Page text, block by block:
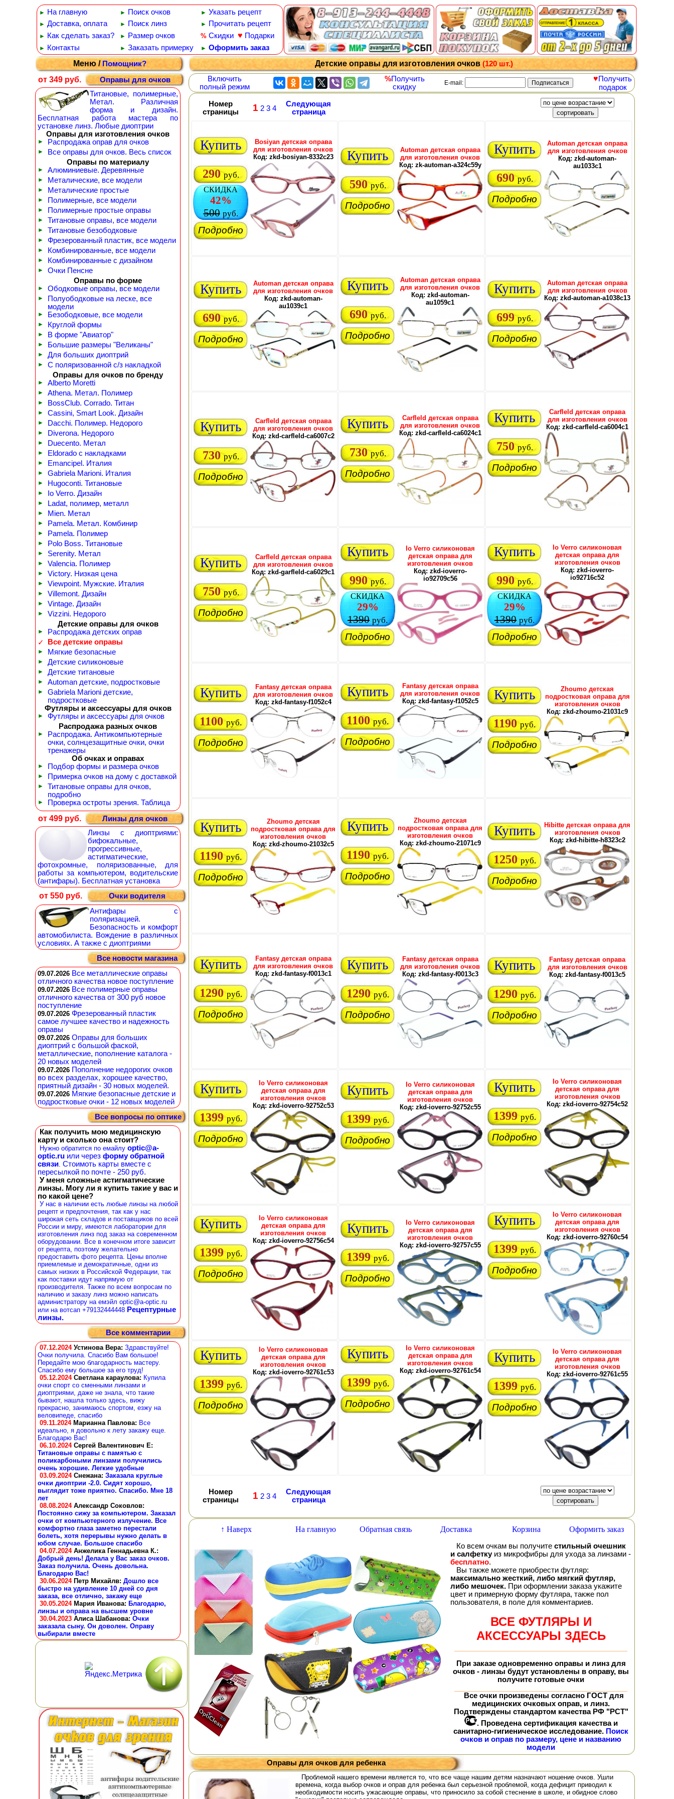
► На главную ► Поиск очков ► Указать рецепт
► Доставка, оплата ► Поиск линз ► Прочитать рецепт
► Как сделать заказ? ► Размер очков % Скидки ♥ Подарки
► Контакты ► Заказать примерку ► Оформить заказ
Меню /Помощник?
от 349 руб.
Оправы для очков
Титановые, полимерные,
Метал. Различная
форма и дизайн.
Бесплатная работа мастера по
установке линз. Любые диоптрии
Оправы для изготовления очков
► Распродажа оправ для очков
►
Все оправы для очков. Весь список
Оправы по материалу
► Алюминиевые. Деревянные
► Металические, все модели
► Металические простые
► Полимерные, все модели
► Полимерные простые оправы
► Титановые оправы, все модели
► Титановые безободковые
► Фрезерованный пластик, все модели
► Комбинированные, все модели
► Комбинированные с дизайном
►
Очки Пенсне
Оправы по форме
► Ободковые оправы, все модели
►
Полуободковые на леске, все
модели
► Безободковые, все модели
► Круглой формы
► В форме "Авиатор"
► Большие размеры "Великаны"
► Для больших диоптрий
►
С поляризованной с/з накладкой
Оправы для очков по бренду
► Alberto Moretti
► Athena. Метал. Полимер
► BossClub. Corrado. Титан
► Cassini, Smart Look. Дизайн
► Dacchi. Полимер. Недорого
► Diverona. Недорого
► Duecento. Метал
► Eldorado с накладками
► Emancipel. Италия
► Gabriela Marioni. Италия
► Hugoconti. Титановые
► Io Verro. Дизайн
► Ladat, полимер, металл
► Mien. Метал
► Pamela. Метал. Комбинир
► Pamela. Полимер
► Polo Boss. Титановые
► Serenity. Метал
► Valencia. Полимер
► Victory. Низкая цена
► Viewpoint. Мужские. Италия
► Villemont. Дизайн
► Vintage. Дизайн
►
Vizzini. Недорого
Детские оправы для очков
►
Распродажа детских оправ
✓
Все детские оправы
► Мягкие безопасные
► Детские силиконовые
► Детские титановые
► Automan детские, подростковые
►
Gabriela Marioni детские,
подростковые
Футляры и аксессуары для очков
►
Футляры и аксессуары для очков
Распродажа разных очков
►
Распродажа. Антикомпьютерные
очки, солнцезащитные очки, очки
тренажеры
Об очках и оправах
► Подбор формы и размера очков
► Примерка очков на дому с доставкой
►
Титановые оправы для очков,
подробно
► Проверка остроты зрения. Таблица
от 499 руб.
Линзы для очков
Линзы с диоптриями:
бифокальные,
прогрессивные,
астигматические,
фотохромные, поляризованные, для
работы за компьютером, водительские
(антифары). Бесплатная установка
от 550 руб.
Очки водителя
Антифары с
поляризацией.
Безопасность и комфорт
автомобилиста. Вождение в различных
условиях. А также с диоптриями
Все новости магазина
09.07.2026 Все металлические оправы
отличного качества новое поступление
09.07.2026 Все полимерные оправы
отличного качества от 300 руб новое
поступление
09.07.2026 Фрезерованный пластик
самое лучшее качество и надежность
оправы
09.07.2026 Оправы для больших
диоптрий с большой фаской,
металлические, пополнение каталога -
20 новых моделей
09.07.2026 Пополнение недорогих очков
во всех разделах, хорошее качество,
приятный дизайн - 30 новых моделей.
09.07.2026 Мягкие безопасные детские и
подростковые очки - 12 новых моделей
Все вопросы по оптике
Как получить мою медицинскую
карту и сколько она стоит?
Нужно обратится по емайлу optic@a-
optic.ru или через форму обратной
связи. Стоимоть карты вместе с
пересылкой по почте - 250 руб.
У меня сложные астигматические
линзы. Могу ли я купить такие у вас и
по какой цене?
У нас в наличии есть любые линзы на любой
рецепт и предпочтения, так как у нас
широкая сеть складов и поставщиков по всей
России и миру, имеются лаборатории для
изготовления линз под заказ на современном
оборудовании. Все в конечном итоге зависит
от рецепта, поэтому желательно
предоставить фото рецепта. Цены вполне
приемлемые и демократичные, одни из
самых низких в Российской Федерации, так
как поставки идут напрямую от
производителя. Также по всем вопросам по
наличию и заказу линз можно написать
администратору на емэйл optic@a-optic.ru
или на вотсап +79132444448 Рецептурные
линзы.
Все комментарии
07.12.2024 Устинова Вера: Здравствуйте!
Очки получила. Спасибо Вам большое!
Передайте мою благодарность мастеру.
Спасибо ему большое за его труд!
05.12.2024 Светлана караулова: Купила
очки спорт со сменными линзами и
диоптриями, даже не знала, что такие
бывают, нашла только здесь, вижу
прекрасно, занимаюсь спортом, езжу на
веловипеде, спасибо
09.11.2024 Марианна Павлова: Все
идеально, я довольно к лету закажу еще.
Благодарю Вас!
06.10.2024 Сергей Валентинович Е:
Титановые оправы с памятью с
поликарбоными линзами получились
очень хорошие. Легкие удобные
03.09.2024 Снежана: Заказала круглые
очки диоптрии -2.0. Сидят хорошо,
выглядит тоже приятно. Спасибо. Мне 18
лет
08.08.2024 Александр Соковлов:
Постоянно сижу за компьютером. Заказал
очки от компьютерного излучение. Все
комфортно глаза заметно перестали
болеть, хотя перерывы нужно делать в
юбом случае. Большое спасибо
04.07.2024 Анжелика Геннадьевна К.:
Добрый день! Делала у Вас заказ очков.
Заказ получила. Очень довольна.
Благодарю Вас!
30.06.2024 Петр Михайлв: Дошло все
быстро на удивление 10 дней со дня
заказа, все отлично, закажу еще
30.05.2024 Мария Иванова: Благодарю,
линзы и оправа на высшем уровне
30.04.2023 Алиса Шабанова: Очки
заказала сыну. Он доволен. Оправу
выбирали вместе
Детские оправы для изготовления очков(120 шт.)
Включить
полный режим
%Получить
скидку
E-mail: ♥Получить
подарок
Номер
страницы
1 2 3 4
Следующая
страница
Купить
290 руб.
СКИДКА
42%
500 руб.
Подробно
Bosiyan детская оправа
для изготовления очков
Код: zkd-bosiyan-8332c23
Купить
590 руб.
Подробно
Automan детская оправа
для изготовления очков
Код: zk-automan-a324c59y
Купить
690 руб.
Подробно
Automan детская оправа
для изготовления очков
Код: zkd-automan-
au1033c1
Купить
690 руб.
Подробно
Automan детская оправа
для изготовления очков
Код: zkd-automan-
au1039c1
Купить
690 руб.
Подробно
Automan детская оправа
для изготовления очков
Код: zkd-automan-
au1059c1
Купить
699 руб.
Подробно
Automan детская оправа
для изготовления очков
Код: zkd-automan-a1038c13
Купить
730 руб.
Подробно
Carfleld детская оправа
для изготовления очков
Код: zkd-carfleld-ca6007c2
Купить
730 руб.
Подробно
Carfleld детская оправа
для изготовления очков
Код: zkd-carfleld-ca6024c1
Купить
750 руб.
Подробно
Carfleld детская оправа
для изготовления очков
Код: zkd-carfleld-ca6004c1
Купить
750 руб.
Подробно
Carfleld детская оправа
для изготовления очков
Код: zkd-garfleld-ca6029c1
Купить
990 руб.
СКИДКА
29%
1390 руб.
Подробно
Io Verro силиконовая
детская оправа для
изготовления очков
Код: zkd-ioverro-
io92709c56
Купить
990 руб.
СКИДКА
29%
1390 руб.
Подробно
Io Verro силиконовая
детская оправа для
изготовления очков
Код: zkd-ioverro-
io92716c52
Купить
1100 руб.
Подробно
Fantasy детская оправа
для изготовления очков
Код: zkd-fantasy-f1052c4
Купить
1100 руб.
Подробно
Fantasy детская оправа
для изготовления очков
Код: zkd-fantasy-f1052c5
Купить
1190 руб.
Подробно
Zhoumo детская
подростковая оправа для
изготовления очков
Код: zkd-zhoumo-21031c9
Купить
1190 руб.
Подробно
Zhoumo детская
подростковая оправа для
изготовления очков
Код: zkd-zhoumo-21032c5
Купить
1190 руб.
Подробно
Zhoumo детская
подростковая оправа для
изготовления очков
Код: zkd-zhoumo-21071c9
Купить
1250 руб.
Подробно
Hibitte детская оправа для
изготовления очков
Код: zkd-hibitte-h8323c2
Купить
1290 руб.
Подробно
Fantasy детская оправа
для изготовления очков
Код: zkd-fantasy-f0013c1
Купить
1290 руб.
Подробно
Fantasy детская оправа
для изготовления очков
Код: zkd-fantasy-f0013c3
Купить
1290 руб.
Подробно
Fantasy детская оправа
для изготовления очков
Код: zkd-fantasy-f0013c5
Купить
1399 руб.
Подробно
Io Verro силиконовая
детская оправа для
изготовления очков
Код: zkd-ioverro-92752c53
Купить
1399 руб.
Подробно
Io Verro силиконовая
детская оправа для
изготовления очков
Код: zkd-ioverro-92752c55
Купить
1399 руб.
Подробно
Io Verro силиконовая
детская оправа для
изготовления очков
Код: zkd-ioverro-92754c52
Купить
1399 руб.
Подробно
Io Verro силиконовая
детская оправа для
изготовления очков
Код: zkd-ioverro-92756c54
Купить
1399 руб.
Подробно
Io Verro силиконовая
детская оправа для
изготовления очков
Код: zkd-ioverro-92757c55
Купить
1399 руб.
Подробно
Io Verro силиконовая
детская оправа для
изготовления очков
Код: zkd-ioverro-92760c54
Купить
1399 руб.
Подробно
Io Verro силиконовая
детская оправа для
изготовления очков
Код: zkd-ioverro-92761c53
Купить
1399 руб.
Подробно
Io Verro силиконовая
детская оправа для
изготовления очков
Код: zkd-ioverro-92761c54
Купить
1399 руб.
Подробно
Io Verro силиконовая
детская оправа для
изготовления очков
Код: zkd-ioverro-92761c55
Номер
страницы
1 2 3 4
Следующая
страница
↑ Наверх На главную Обратная связь Доставка Корзина Оформить заказ
Ко всем очкам вы получите стильный очешник
и салфеткуиз микрофибры для ухода за линзами -
бесплатно.
Вы также можете приобрести футляр:
максимально жесткий, либо мягкий футляр,
либо мешочек. При оформлении заказа укажите
цвет и примерную форму футляра, также пол
пользователя, в поле для комментариев.
ВСЕ ФУТЛЯРЫ И
АКСЕССУАРЫ ЗДЕСЬ
При заказе одновременнооправы и линз для
очков - линзы будут установлены в оправу, вы
получите готовые очки
Все очки произведены согласно ГОСТ для
медицинских очковых оправ, и линз.
Подтверждены стандартом качества РФ "РСТ"
. Проведена сертификация качества и
санитарно-гигиеническое исследование. Поиск
очков и оправ по размеру, цене и названию
модели
Оправы для очков для ребенка
Проблемой нашего времени является то, что все чаще нашим детям назначают ношение очков. Ушли
времена, когда выбор очков и оправ для ребенка был серьезной проблемой, когда дефицит приводил к
необходимости носить ужасающие оправы, что приносило за собой стеснение в школе, и обидное слово